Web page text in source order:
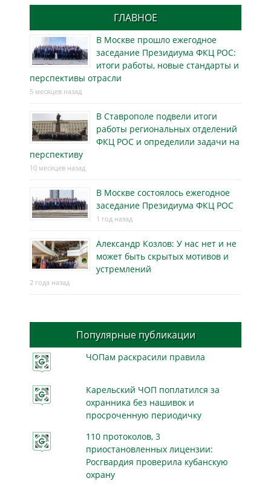
ГЛАВНОЕ
В Москве прошло ежегодное
заседание Президиума ФКЦ РОС:
итоги работы, новые стандарты и
перспективы отрасли
5 месяцев назад
В Ставрополе подвели итоги
работы региональных отделений
ФКЦ РОС и определили задачи на
перспективу
10 месяцев назад
В Москве состоялось ежегодное
заседание Президиума ФКЦ РОС
1 год назад
Александр Козлов: У нас нет и не
может быть скрытых мотивов и
устремлений
2 года назад
Популярные публикации
ЧОПам раскрасили правила
Карельский ЧОП поплатился за
охранника без нашивок и
просроченную периодичку
110 протоколов, 3
приостановленных лицензии:
Росгвардия проверила кубанскую
охрану